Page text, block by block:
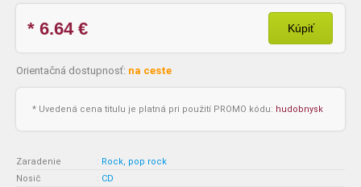
* 6.64€ Kúpiť
Orientačná dostupnosť: na ceste
* Uvedená cena titulu je platná pri použití PROMO kódu: hudobnysk
Zaradenie : Rock, pop rock
Nosič
: CD